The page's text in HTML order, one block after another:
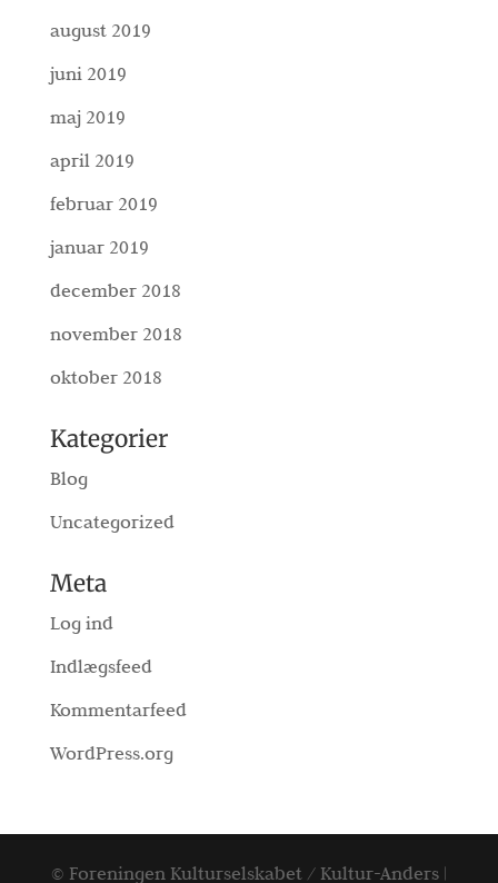
august 2019
juni 2019
maj 2019
april 2019
februar 2019
januar 2019
december 2018
november 2018
oktober 2018
Kategorier
Blog
Uncategorized
Meta
Log ind
Indlægsfeed
Kommentarfeed
WordPress.org
© Foreningen Kulturselskabet / Kultur-Anders |